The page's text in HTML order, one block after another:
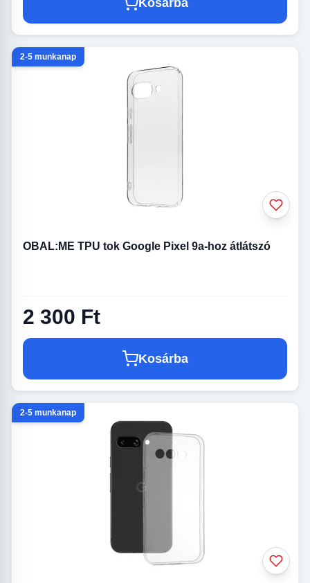
Kosárba
2-5 munkanap
OBAL:ME TPU tok Google Pixel 9a-hoz átlátszó
2 300 Ft
Kosárba
2-5 munkanap